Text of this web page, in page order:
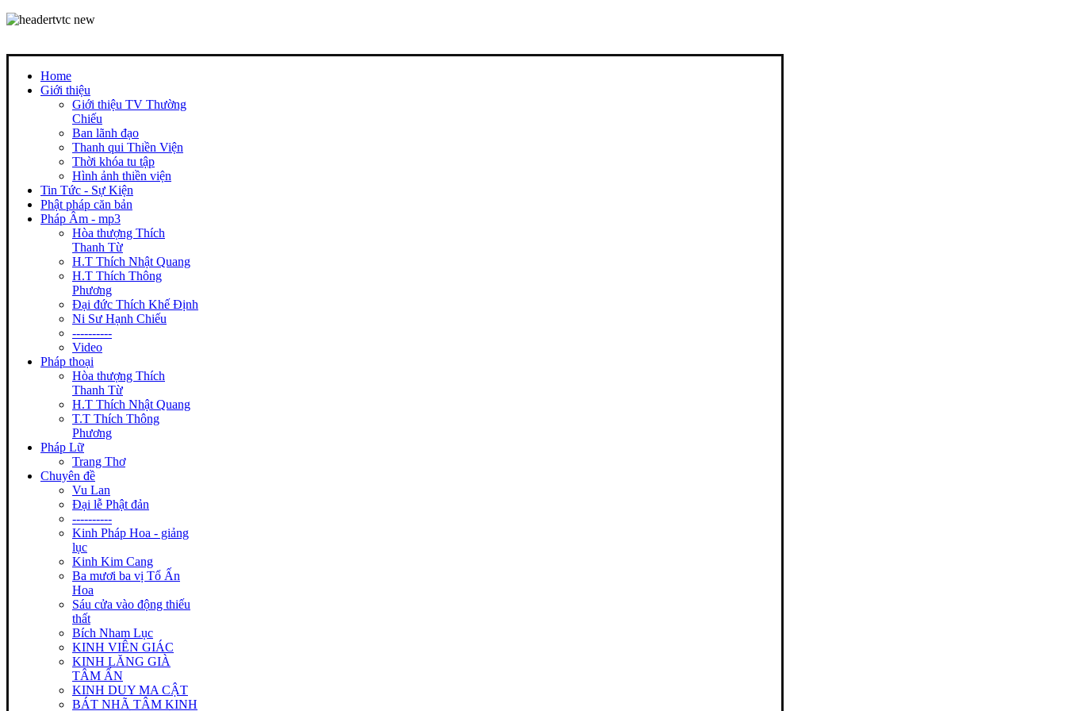
Home
Giới thiệu
Giới thiệu TV Thường
Chiếu
Ban lãnh đạo
Thanh qui Thiền Viện
Thời khóa tu tập
Hình ảnh thiền viện
Tin Tức - Sự Kiện
Phật pháp căn bản
Pháp Âm - mp3
Hòa thượng Thích
Thanh Từ
H.T Thích Nhật Quang
H.T Thích Thông
Phương
Đại đức Thích Khế Định
Ni Sư Hạnh Chiếu
----------
Video
Pháp thoại
Hòa thượng Thích
Thanh Từ
H.T Thích Nhật Quang
T.T Thích Thông
Phương
Pháp Lữ
Trang Thơ
Chuyên đề
Vu Lan
Đại lễ Phật đản
----------
Kinh Pháp Hoa - giảng
lục
Kinh Kim Cang
Ba mươi ba vị Tổ Ấn
Hoa
Sáu cửa vào động thiếu
thất
Bích Nham Lục
KINH VIÊN GIÁC
KINH LĂNG GIÀ
TÂM ẤN
KINH DUY MA CẬT
BÁT NHÃ TÂM KINH